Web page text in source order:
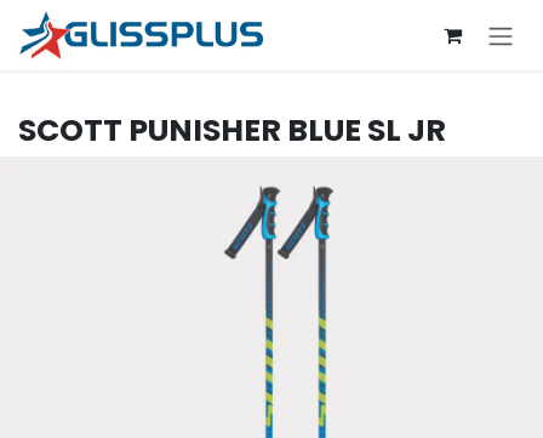
Se rendre au contenu
SCOTT PUNISHER BLUE SL JR